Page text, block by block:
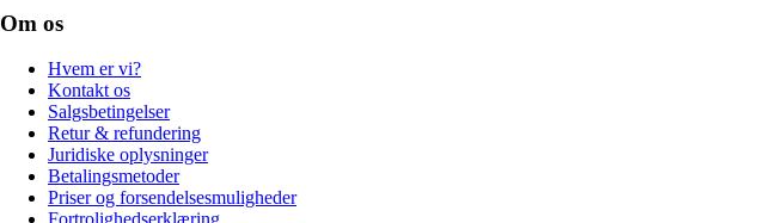
Om os
Hvem er vi?
Kontakt os
Salgsbetingelser
Retur & refundering
Juridiske oplysninger
Betalingsmetoder
Priser og forsendelsesmuligheder